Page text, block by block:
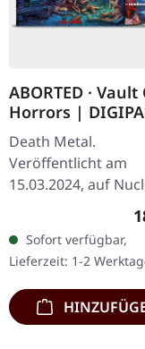
ABORTED · Vault
Horrors |
Death Metal.
Veröffentlicht am
15.03.2024, auf
Blast Records. CD
DigiPak. Die
Death Metal-Titanen
Aborted kehren mit
ihrem…
Sofort verfügbar,
Lieferzeit: 1-2